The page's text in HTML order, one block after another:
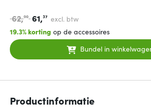
62,90 61,37 excl. btw
19.3% korting op de accessoires
Bundel in
Productinformatie